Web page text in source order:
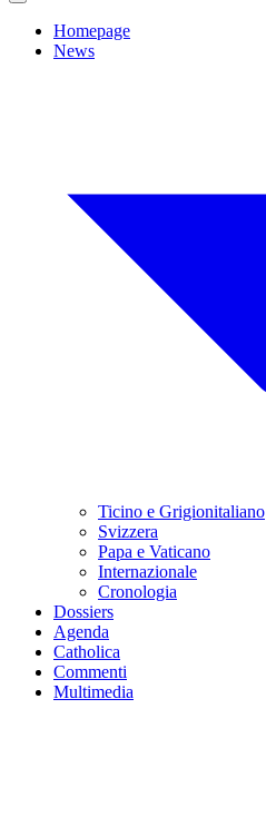
Homepage
News
Ticino e Grigionitaliano
Svizzera
Papa e Vaticano
Internazionale
Cronologia
Dossiers
Agenda
Catholica
Commenti
Multimedia